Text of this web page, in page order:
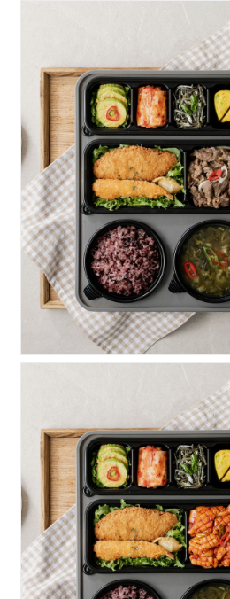
알찬)버섯소불
알찬)오징어